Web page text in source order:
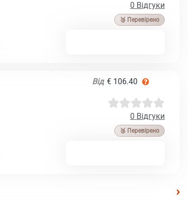
0 Відгуки
🥉 Перевірено
Від € 106.40
0 Відгуки
🥉 Перевірено
›